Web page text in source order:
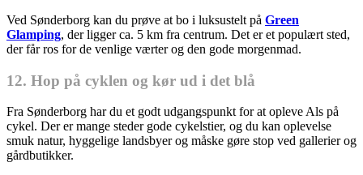
Ved Sønderborg kan du prøve at bo i luksustelt på Green
Glamping, der ligger ca. 5 km fra centrum. Det er et populært sted,
der får ros for de venlige værter og den gode morgenmad.
12. Hop på cyklen og kør ud i det blå
Fra Sønderborg har du et godt udgangspunkt for at opleve Als på
cykel. Der er mange steder gode cykelstier, og du kan oplevelse
smuk natur, hyggelige landsbyer og måske gøre stop ved gallerier og
gårdbutikker.